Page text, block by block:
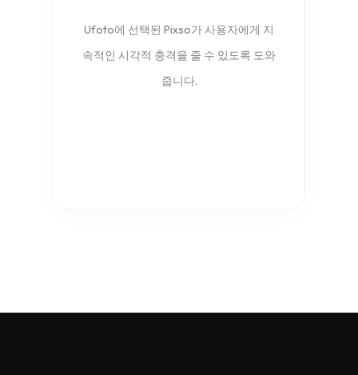
Ufoto에 선택된 Pixso가 사용자에게 지
속적인 시각적 충격을 줄 수 있도록 도와
줍니다.